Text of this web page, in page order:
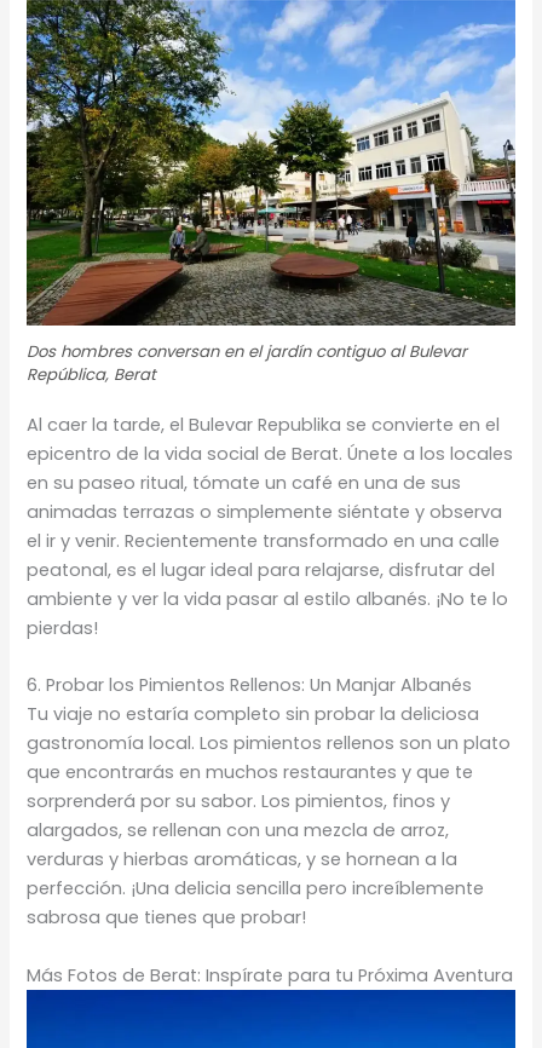
Dos hombres conversan en el jardín contiguo al Bulevar
República, Berat
Al caer la tarde, el Bulevar Republika se convierte en el
epicentro de la vida social de Berat. Únete a los locales
en su paseo ritual, tómate un café en una de sus
animadas terrazas o simplemente siéntate y observa
el ir y venir. Recientemente transformado en una calle
peatonal, es el lugar ideal para relajarse, disfrutar del
ambiente y ver la vida pasar al estilo albanés. ¡No te lo
pierdas!
6. Probar los Pimientos Rellenos: Un Manjar Albanés
Tu viaje no estaría completo sin probar la deliciosa
gastronomía local. Los pimientos rellenos son un plato
que encontrarás en muchos restaurantes y que te
sorprenderá por su sabor. Los pimientos, finos y
alargados, se rellenan con una mezcla de arroz,
verduras y hierbas aromáticas, y se hornean a la
perfección. ¡Una delicia sencilla pero increíblemente
sabrosa que tienes que probar!
Más Fotos de Berat: Inspírate para tu Próxima Aventura